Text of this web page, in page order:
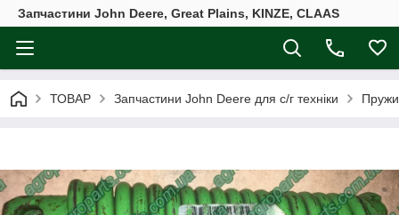
Запчастини John Deere, Great Plains, KINZE, CLAAS
ТОВАР Запчастини John Deere для с/г техніки